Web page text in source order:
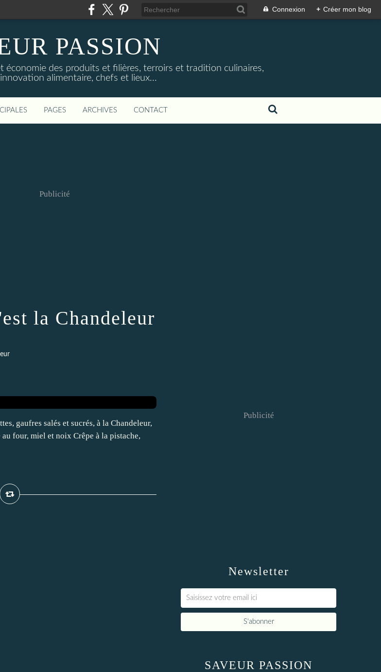
Connexion + Créer mon blog
PASSION
économie des produits et filières, terroirs et tradition culinaires,
alimentaire, chefs et lieux...
PAGES ARCHIVES CONTACT
Publicité
la Chandeleur
gaufres salés et sucrés, à la Chandeleur,
four, miel et noix Crêpe à la pistache,
Newsletter
Publicité
SAVEUR PASSION